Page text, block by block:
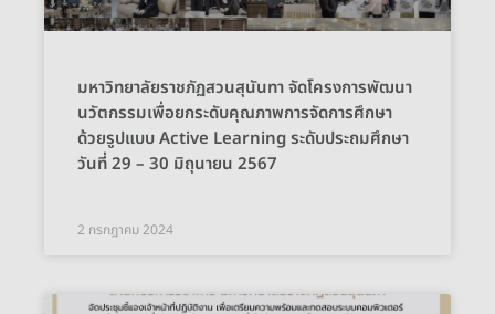
มหาวิทยาลัยราชภัฏสวนสุนันทา จัดโครงการพัฒนา
นวัตกรรมเพื่อยกระดับคุณภาพการจัดการศึกษา
ด้วยรูปแบบ Active Learning ระดับประถมศึกษา
วันที่ 29 – 30 มิถุนายน 2567
2 กรกฎาคม 2024